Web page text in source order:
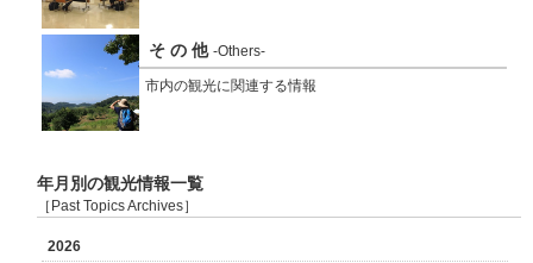
そ の 他 -Others-
市内の観光に関連する情報
年月別の観光情報一覧
［Past Topics Archives］
2026